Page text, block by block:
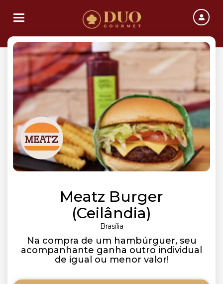
Toggle navigation
Meatz Burger
(Ceilândia)
Brasília
Na compra de um hambúrguer, seu
acompanhante ganha outro individual
de igual ou menor valor!